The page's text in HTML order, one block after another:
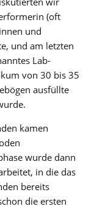
(oft
und
und am letzten
Lab-
von 30 bis 35
ausfüllte
kamen
wurde dann
in die das
bereits
die ersten